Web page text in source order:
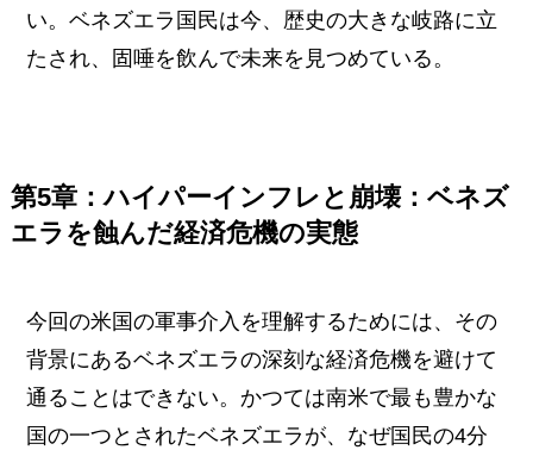
い。ベネズエラ国民は今、歴史の大きな岐路に立
たされ、固唾を飲んで未来を見つめている。
第5章：ハイパーインフレと崩壊：ベネズ
エラを蝕んだ経済危機の実態
今回の米国の軍事介入を理解するためには、その
背景にあるベネズエラの深刻な経済危機を避けて
通ることはできない。かつては南米で最も豊かな
国の一つとされたベネズエラが、なぜ国民の4分